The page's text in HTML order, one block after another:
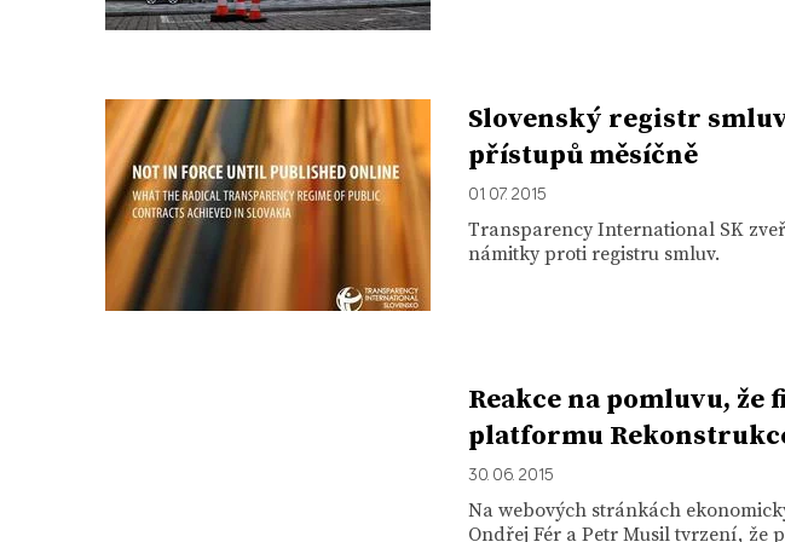
Slovenský registr
přístupů měsíčně
01. 07. 2015
Transparency International SK
námitky proti registru smluv.
Reakce na pomluvu, že
platformu
30. 06. 2015
Na webových stránkách
Ondřej Fér a Petr Musil tvrzení, že